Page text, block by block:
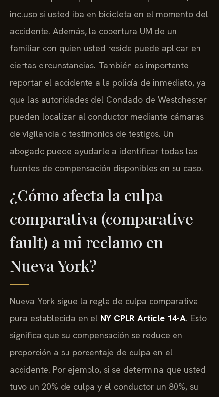
incluso si usted iba en bicicleta en el momento del
accidente. Además, la cobertura UM de un
familiar con quien usted reside puede aplicar en
ciertas circunstancias. También es importante
reportar el accidente a la policía de inmediato, ya
que las autoridades del Condado de Westchester
pueden localizar al conductor mediante cámaras
de vigilancia o testimonios de testigos. Un
abogado puede ayudarle a identificar todas las
fuentes de compensación disponibles en su caso.
¿Cómo afecta la culpa
comparativa (comparative
fault) a mi reclamo en
Nueva York?
Nueva York sigue la regla de culpa comparativa
pura establecida en el NY CPLR Article 14-A. Esto
significa que su compensación se reduce en
proporción a su porcentaje de culpa en el
accidente. Por ejemplo, si se determina que usted
tuvo un 20% de culpa y el conductor un 80%, su